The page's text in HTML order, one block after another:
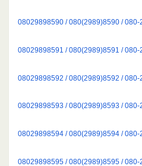
08029898590 / 080(2989)8590 / 080-
08029898591 / 080(2989)8591 / 080-
08029898592 / 080(2989)8592 / 080-
08029898593 / 080(2989)8593 / 080-
08029898594 / 080(2989)8594 / 080-
08029898595 / 080(2989)8595 / 080-